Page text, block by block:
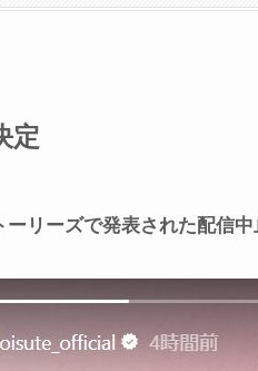
定
リーズで発表された配信中